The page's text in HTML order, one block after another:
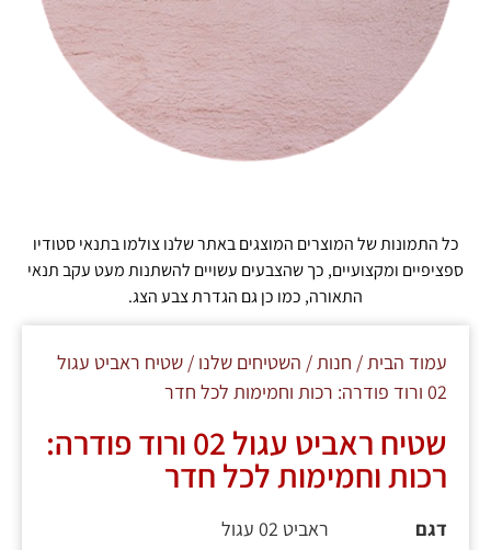
כל התמונות של המוצרים המוצגים באתר שלנו צולמו בתנאי סטודיו
ספציפיים ומקצועיים, כך שהצבעים עשויים להשתנות מעט עקב תנאי
התאורה, כמו כן גם הגדרת צבע הצג.
עמוד הבית/ חנות/ השטיחים שלנו / שטיח ראביט עגול
02 ורוד פודרה: רכות וחמימות לכל חדר
שטיח ראביט עגול 02 ורוד פודרה:
רכות וחמימות לכל חדר
דגם
ראביט 02 עגול